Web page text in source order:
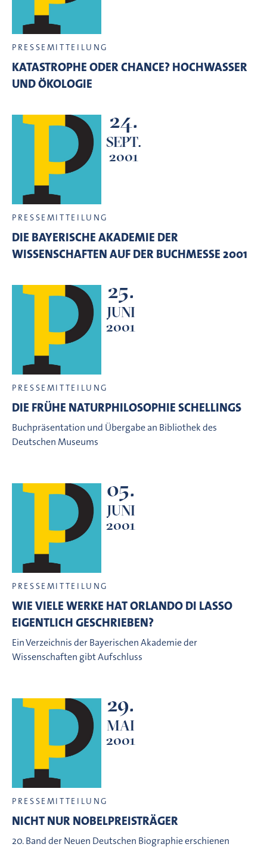
PRESSEMITTEILUNG
KATASTROPHE ODER CHANCE? HOCHWASSER
UND ÖKOLOGIE
24.
SEPT.
2001
PRESSEMITTEILUNG
DIE BAYERISCHE AKADEMIE DER
WISSENSCHAFTEN AUF DER BUCHMESSE 2001
25.
JUNI
2001
PRESSEMITTEILUNG
DIE FRÜHE NATURPHILOSOPHIE SCHELLINGS
Buchpräsentation und Übergabe an Bibliothek des
Deutschen Museums
05.
JUNI
2001
PRESSEMITTEILUNG
WIE VIELE WERKE HAT ORLANDO DI LASSO
EIGENTLICH GESCHRIEBEN?
Ein Verzeichnis der Bayerischen Akademie der
Wissenschaften gibt Aufschluss
29.
MAI
2001
PRESSEMITTEILUNG
NICHT NUR NOBELPREISTRÄGER
20. Band der Neuen Deutschen Biographie erschienen